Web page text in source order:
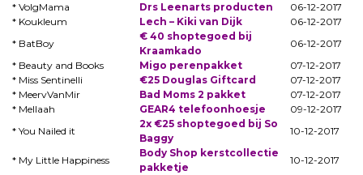
* VolgMama
Drs Leenarts producten
06-12-2017
* Koukleum
Lech – Kiki van Dijk
06-12-2017
* BatBoy
€ 40 shoptegoed bij
Kraamkado
06-12-2017
* Beauty and Books
Migo perenpakket
07-12-2017
* Miss Sentinelli
€25 Douglas Giftcard
07-12-2017
* MeervVanMir
Bad Moms 2 pakket
07-12-2017
* Mellaah
GEAR4 telefoonhoesje
09-12-2017
* You Nailed it
2x €25 shoptegoed bij So
Baggy
10-12-2017
* My Little Happiness
Body Shop kerstcollectie
pakketje
10-12-2017